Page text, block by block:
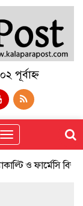
পূর্বাহ্ন
Toggle
navigation
ও ফার্মেসি